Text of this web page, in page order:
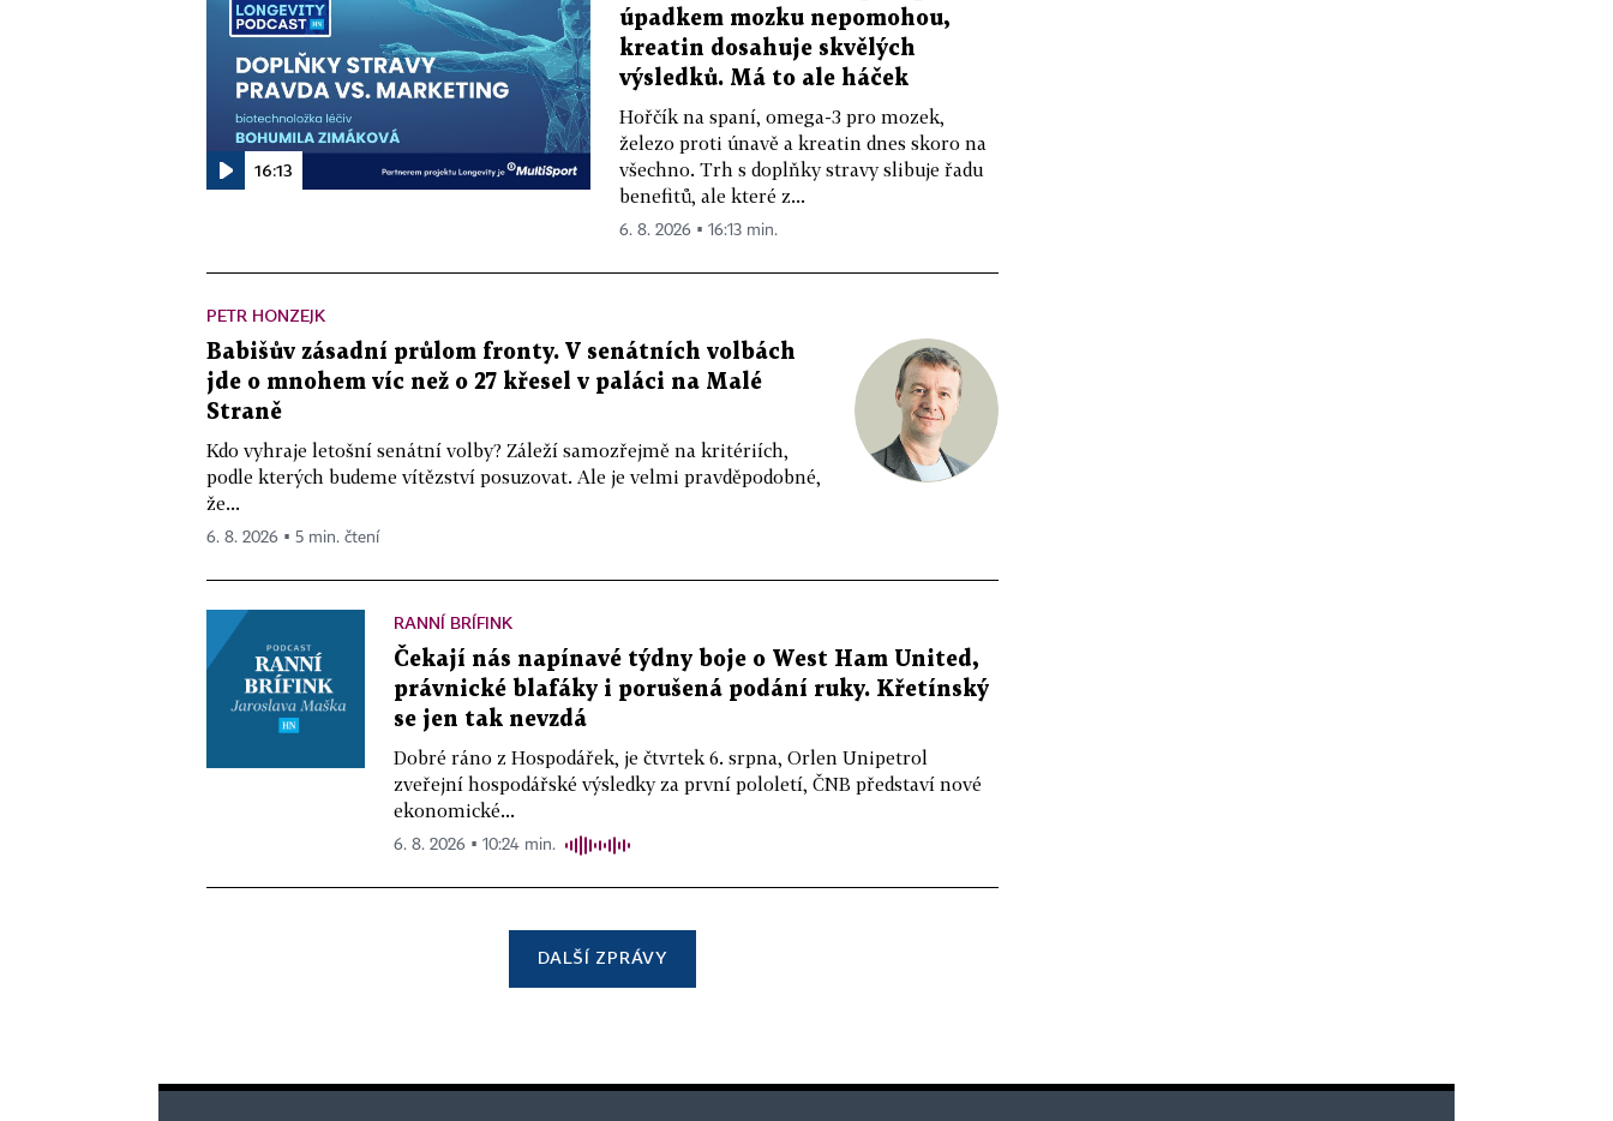
16:13
úpadkem mozku nepomohou,
kreatin dosahuje skvělých
výsledků. Má to ale háček
Hořčík na spaní, omega-3 pro mozek,
železo proti únavě a kreatin dnes skoro na
všechno. Trh s doplňky stravy slibuje řadu
benefitů, ale které z...
6. 8. 2026 ▪ 16:13 min.
PETR HONZEJK
Babišův zásadní průlom fronty. V senátních volbách
jde o mnohem víc než o 27 křesel v paláci na Malé
Straně
Kdo vyhraje letošní senátní volby? Záleží samozřejmě na kritériích,
podle kterých budeme vítězství posuzovat. Ale je velmi pravděpodobné,
že...
6. 8. 2026 ▪ 5 min. čtení
RANNÍ BRÍFINK
Čekají nás napínavé týdny boje o West Ham United,
právnické blafáky i porušená podání ruky. Křetínský
se jen tak nevzdá
Dobré ráno z Hospodářek, je čtvrtek 6. srpna, Orlen Unipetrol
zveřejní hospodářské výsledky za první pololetí, ČNB představí nové
ekonomické...
6. 8. 2026 ▪ 10:24 min.
DALŠÍ ZPRÁVY